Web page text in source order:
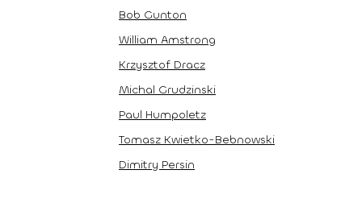
Bob Gunton
William Amstrong
Krzysztof Dracz
Michal Grudzinski
Paul Humpoletz
Tomasz Kwietko-Bebnowski
Dimitry Persin